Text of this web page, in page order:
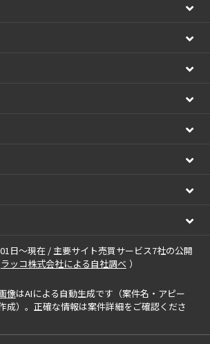
日～現在 / 主要サイト売買サービス7社の公開
ラッコ株式会社による自社調べ ）
像はAIによる自動生成です（案件名・アピー
成）。正確な情報は案件詳細をご確認くださ